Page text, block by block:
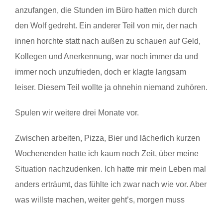
anzufangen, die Stunden im Büro hatten mich durch
den Wolf gedreht. Ein anderer Teil von mir, der nach
innen horchte statt nach außen zu schauen auf Geld,
Kollegen und Anerkennung, war noch immer da und
immer noch unzufrieden, doch er klagte langsam
leiser. Diesem Teil wollte ja ohnehin niemand zuhören.
Spulen wir weitere drei Monate vor.
Zwischen arbeiten, Pizza, Bier und lächerlich kurzen
Wochenenden hatte ich kaum noch Zeit, über meine
Situation nachzudenken. Ich hatte mir mein Leben mal
anders erträumt, das fühlte ich zwar nach wie vor. Aber
was willste machen, weiter geht’s, morgen muss